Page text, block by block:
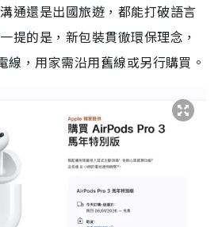
通還是出國旅遊，都能打破語言
提的是，新包裝貫徹環保理念，
線，用家需沿用舊線或另行購買。